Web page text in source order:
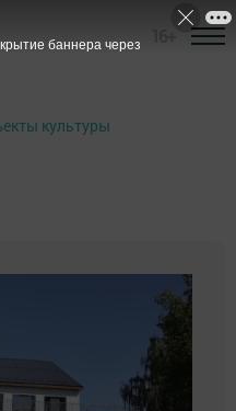
культуры
баннера через